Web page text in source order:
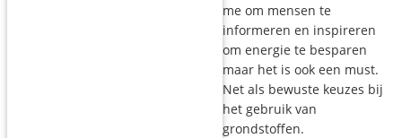
me om mensen te
informeren en inspireren
om energie te besparen
maar het is ook een must.
Net als bewuste keuzes bij
het gebruik van
grondstoffen.